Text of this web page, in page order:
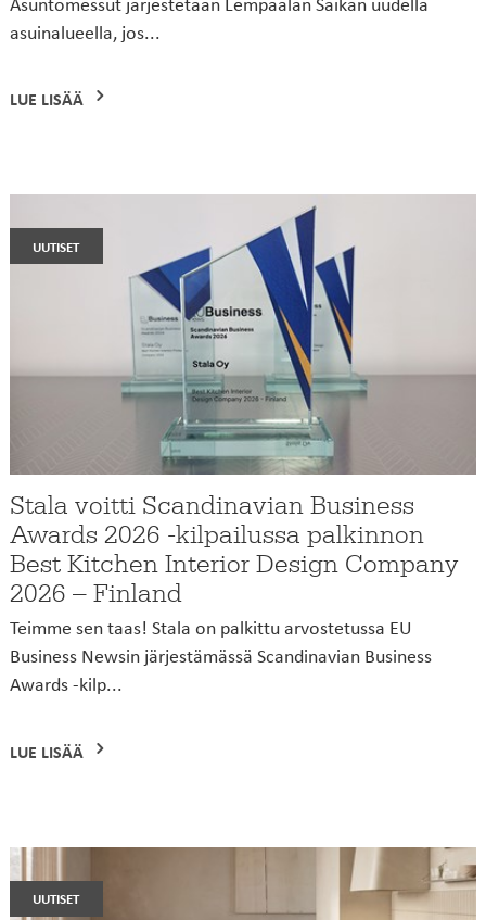
asuinalueella, jos...
LUE LISÄÄ
uutiset
Stala voitti Scandinavian Business
Awards 2026 -kilpailussa palkinnon
Best Kitchen Interior Design Company
2026 – Finland
Teimme sen taas! Stala on palkittu arvostetussa EU
Business Newsin järjestämässä Scandinavian Business
Awards -kilp...
LUE LISÄÄ
uutiset